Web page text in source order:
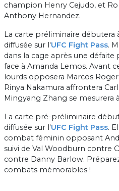
champion Henry Cejudo, et
Anthony Hernandez.
La carte préliminaire débutera
diffusée sur l'UFC Fight Pass.
dans la cage après une
face à Amanda Lemos. Avant
lourds opposera Marcos
Rinya Nakamura affrontera
Mingyang Zhang se mesurera
La carte pré-préliminaire
diffusée sur l'UFC Fight Pass.
combat féminin opposant
suivi de Val Woodburn contre
contre Danny Barlow.
combats mémorables !